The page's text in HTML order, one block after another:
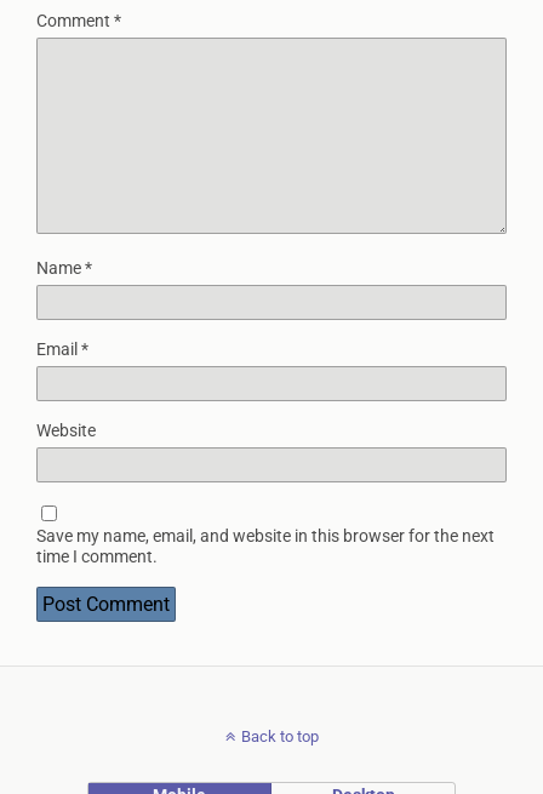
Comment *
Name*
Email *
Website
Save my name, email, and website in this browser for the next
time I comment.
Back to top